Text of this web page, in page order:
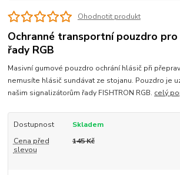
Ohodnotit produkt
Ochranné transportní pouzdro
řady RGB
Masivní gumové pouzdro ochrání hlásič při
nemusíte hlásič sundávat ze stojanu. Pouzdro je
našim signalizátorům řady FISHTRON RGB. celý
Dostupnost
Skladem
Cena před
slevou
145 Kč